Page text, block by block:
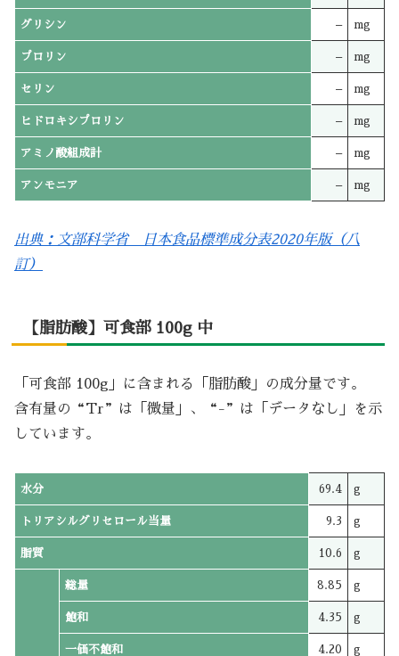
グリシン – mg
プロリン – mg
セリン – mg
ヒドロキシプロリン – mg
アミノ酸組成計 – mg
アンモニア – mg
出典：文部科学省 日本食品標準成分表2020年版（八
訂）
【脂肪酸】可食部 100g 中
「可食部 100g」に含まれる「脂肪酸」の成分量です。
含有量の“Tr”は「微量」、“-”は「データなし」を示
しています。
水分 69.4 g
トリアシルグリセロール当量 9.3 g
脂質 10.6 g
総量 8.85 g
飽和 4.35 g
一価不飽和 4.20 g